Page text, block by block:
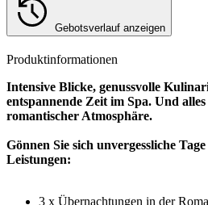
Gebotsverlauf anzeigen
Produktinformationen
Intensive Blicke, genussvolle
entspannende Zeit im Spa. Und
romantischer Atmosphäre.
Gönnen Sie sich unvergessliche
Leistungen:
3 x Übernachtungen in der